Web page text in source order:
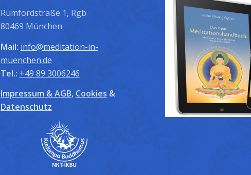
Rumfordstraße 1, Rgb
80469 München
Mail: info@meditation-in-
muenchen.de
Tel.: +49 89 3006246
Impressum & AGB, Cookies &
Datenschutz